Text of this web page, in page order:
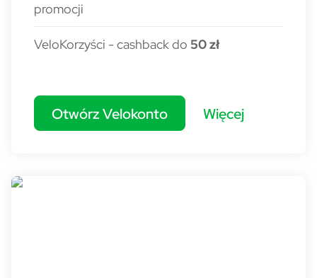
promocji
VeloKorzyści - cashback do 50 zł
Otwórz Velokonto Więcej